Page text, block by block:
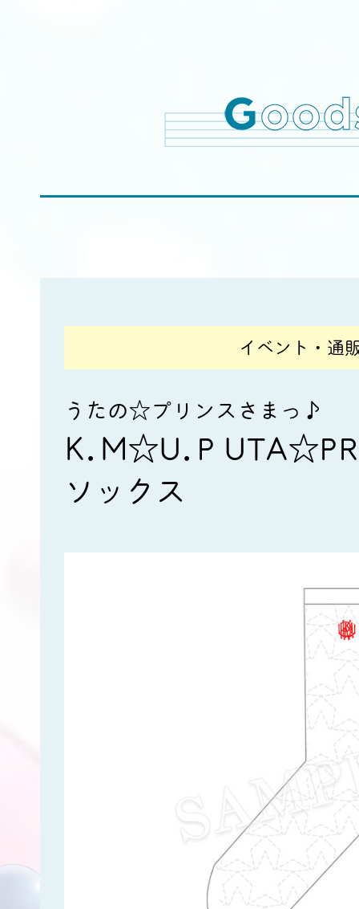
イベント・通
うたの☆プリンスさまっ♪
K.M☆U.P
ソックス